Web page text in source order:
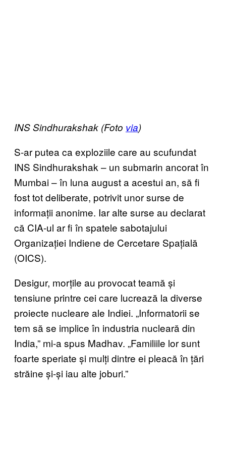
INS Sindhurakshak (Foto via)
S-ar putea ca exploziile care au scufundat
INS Sindhurakshak – un submarin ancorat în
Mumbai – în luna august a acestui an, să fi
fost tot deliberate, potrivit unor surse de
informații anonime. Iar alte surse au declarat
că CIA-ul ar fi în spatele sabotajului
Organizației Indiene de Cercetare Spațială
(OICS).
Desigur, morțile au provocat teamă și
tensiune printre cei care lucrează la diverse
proiecte nucleare ale Indiei. „Informatorii se
tem să se implice în industria nucleară din
India,” mi-a spus Madhav. „Familiile lor sunt
foarte speriate și mulți dintre ei pleacă în țări
străine și-și iau alte joburi.”